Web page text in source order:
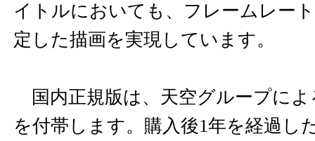
イトルにおいても、フレームレー
定した描画を実現しています。
国内正規版は、天空グループによ
を付帯します。購入後1年を経過し